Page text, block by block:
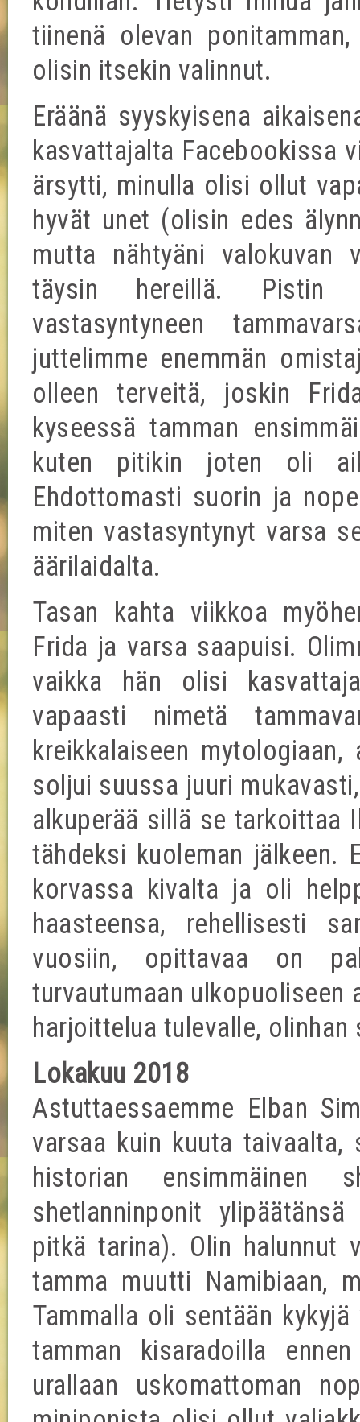
tiinenä olevan
olisin itsekin valinnut.
Eräänä syyskyisena
kasvattajalta Facebookissa
ärsytti, minulla olisi ollut
hyvät unet (olisin edes
mutta nähtyäni valokuvan
täysin hereillä. Pistin
vastasyntyneen
juttelimme enemmän
olleen terveitä, joskin
kyseessä tamman
kuten pitikin joten oli
Ehdottomasti suorin ja
miten vastasyntynyt varsa
äärilaidalta.
Tasan kahta viikkoa
Frida ja varsa saapuisi.
vaikka hän olisi
vapaasti nimetä
kreikkalaiseen
soljui suussa juuri
alkuperää sillä se tarkoittaa
tähdeksi kuoleman jälkeen.
korvassa kivalta ja oli
haasteensa, rehellisesti
vuosiin, opittavaa on
turvautumaan ulkopuoliseen
harjoittelua tulevalle,
Lokakuu 2018
Astuttaessaemme Elban
varsaa kuin kuuta
historian ensimmäinen
shetlanninponit
pitkä tarina). Olin halunnut
tamma muutti Namibiaan,
Tammalla oli sentään
tamman kisaradoilla
urallaan uskomattoman